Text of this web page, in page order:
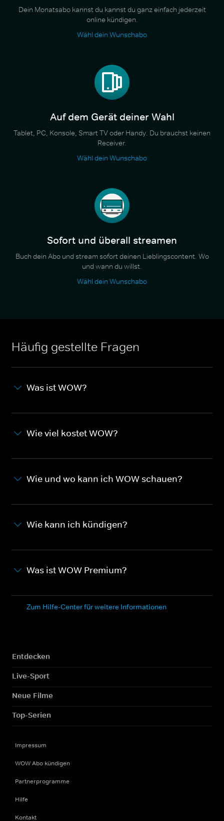
Dein Monatsabo kannst du kannst du ganz einfach jederzeit
online kündigen.
Wähl dein Wunschabo
Auf dem Gerät deiner Wahl
Tablet, PC, Konsole, Smart TV oder Handy. Du brauchst keinen
Receiver.
Wähl dein Wunschabo
Sofort und überall streamen
Buch dein Abo und stream sofort deinen Lieblingscontent. Wo
und wann du willst.
Wähl dein Wunschabo
Häufig gestellte Fragen
Was ist WOW?
Wie viel kostet WOW?
Wie und wo kann ich WOW schauen?
Wie kann ich kündigen?
Was ist WOW Premium?
Zum Hilfe-Center für weitere Informationen
Entdecken
Live-Sport
Neue Filme
Top-Serien
Impressum
WOW Abo kündigen
Partnerprogramme
Hilfe
Kontakt